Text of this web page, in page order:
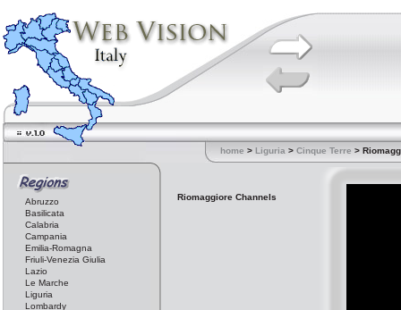
home > Liguria > Cinque Terre >
Abruzzo
Basilicata
Calabria
Campania
Emilia-Romagna
Friuli-Venezia Giulia
Lazio
Le Marche
Liguria
Lombardy
Riomaggiore Channels